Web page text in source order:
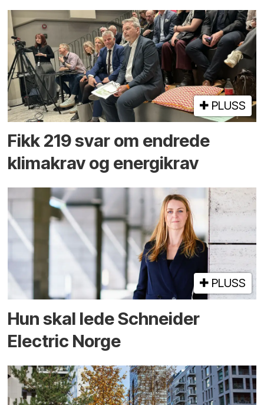
PLUSS
Fikk 219 svar om endrede
klimakrav og energikrav
PLUSS
Hun skal lede Schneider
Electric Norge